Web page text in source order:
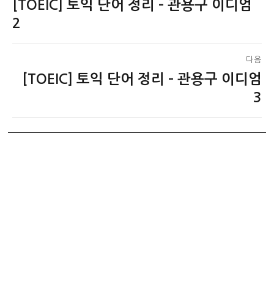
탐
색
이
전
[TOEIC] 토익 단어 정리 – 관용구 이디엄
2
다음
[TOEIC] 토익 단어 정리 – 관용구 이디엄
3